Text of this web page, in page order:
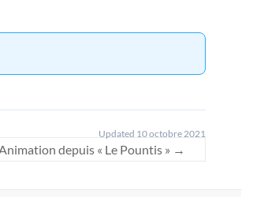
Updated 10 octobre 2021
Animation depuis « Le Pountis » →